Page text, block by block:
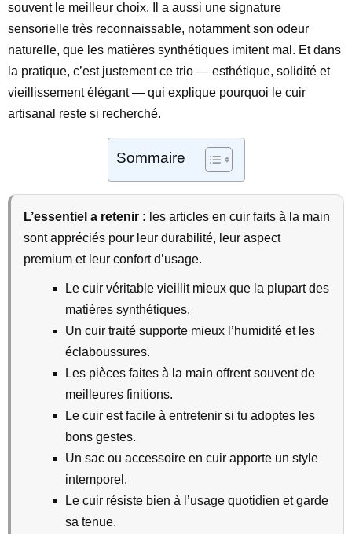
souvent le meilleur choix. Il a aussi une signature
sensorielle très reconnaissable, notamment son odeur
naturelle, que les matières synthétiques imitent mal. Et dans
la pratique, c’est justement ce trio — esthétique, solidité et
vieillissement élégant — qui explique pourquoi le cuir
artisanal reste si recherché.
Sommaire
L’essentiel a retenir : les articles en cuir faits à la main
sont appréciés pour leur durabilité, leur aspect
premium et leur confort d’usage.
Le cuir véritable vieillit mieux que la plupart des
matières synthétiques.
Un cuir traité supporte mieux l’humidité et les
éclaboussures.
Les pièces faites à la main offrent souvent de
meilleures finitions.
Le cuir est facile à entretenir si tu adoptes les
bons gestes.
Un sac ou accessoire en cuir apporte un style
intemporel.
Le cuir résiste bien à l’usage quotidien et garde
sa tenue.